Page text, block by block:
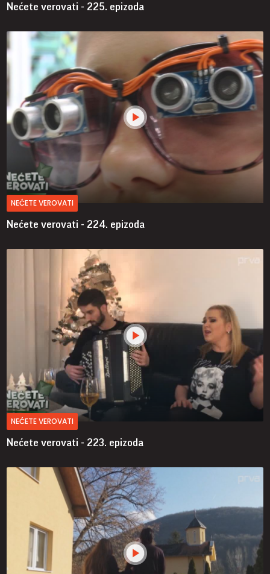
Nećete verovati - 225. epizoda
NEĆETE VEROVATI
Nećete verovati - 224. epizoda
NEĆETE VEROVATI
Nećete verovati - 223. epizoda